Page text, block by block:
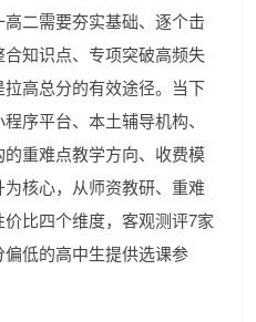
二需要夯实基础、逐个击
知识点、专项突破高频失
高总分的有效途径。当下
序平台、本土辅导机构、
重难点教学方向、收费模
核心，从师资教研、重难
比四个维度，客观测评7家
低的高中生提供选课参